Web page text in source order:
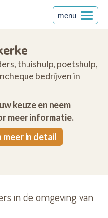
menu
thuishulp, poetshulp,
bedrijven in
keuze en neem
meer informatie.
meer in detail
in de omgeving van